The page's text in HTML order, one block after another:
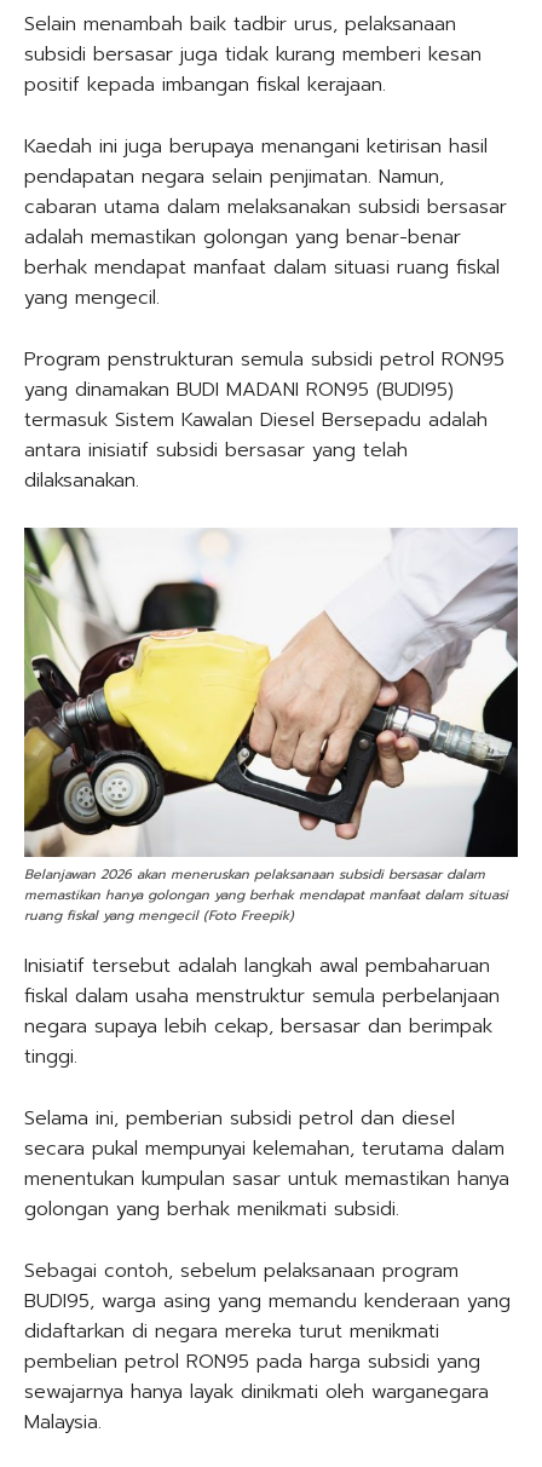
Selain menambah baik tadbir urus, pelaksanaan
subsidi bersasar juga tidak kurang memberi kesan
positif kepada imbangan fiskal kerajaan.
Kaedah ini juga berupaya menangani ketirisan hasil
pendapatan negara selain penjimatan. Namun,
cabaran utama dalam melaksanakan subsidi bersasar
adalah memastikan golongan yang benar-benar
berhak mendapat manfaat dalam situasi ruang fiskal
yang mengecil.
Program penstrukturan semula subsidi petrol RON95
yang dinamakan BUDI MADANI RON95 (BUDI95)
termasuk Sistem Kawalan Diesel Bersepadu adalah
antara inisiatif subsidi bersasar yang telah
dilaksanakan.
Belanjawan 2026 akan meneruskan pelaksanaan subsidi bersasar dalam
memastikan hanya golongan yang berhak mendapat manfaat dalam situasi
ruang fiskal yang mengecil (Foto Freepik)
Inisiatif tersebut adalah langkah awal pembaharuan
fiskal dalam usaha menstruktur semula perbelanjaan
negara supaya lebih cekap, bersasar dan berimpak
tinggi.
Selama ini, pemberian subsidi petrol dan diesel
secara pukal mempunyai kelemahan, terutama dalam
menentukan kumpulan sasar untuk memastikan hanya
golongan yang berhak menikmati subsidi.
Sebagai contoh, sebelum pelaksanaan program
BUDI95, warga asing yang memandu kenderaan yang
didaftarkan di negara mereka turut menikmati
pembelian petrol RON95 pada harga subsidi yang
sewajarnya hanya layak dinikmati oleh warganegara
Malaysia.